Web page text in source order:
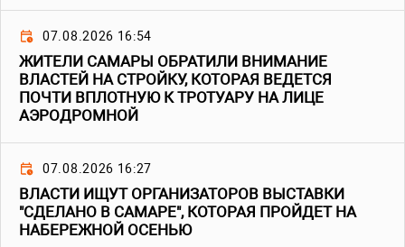
07.08.2026 16:54
ЖИТЕЛИ САМАРЫ ОБРАТИЛИ ВНИМАНИЕ
ВЛАСТЕЙ НА СТРОЙКУ, КОТОРАЯ ВЕДЕТСЯ
ПОЧТИ ВПЛОТНУЮ К ТРОТУАРУ НА ЛИЦЕ
АЭРОДРОМНОЙ
07.08.2026 16:27
ВЛАСТИ ИЩУТ ОРГАНИЗАТОРОВ ВЫСТАВКИ
"СДЕЛАНО В САМАРЕ", КОТОРАЯ ПРОЙДЕТ НА
НАБЕРЕЖНОЙ ОСЕНЬЮ